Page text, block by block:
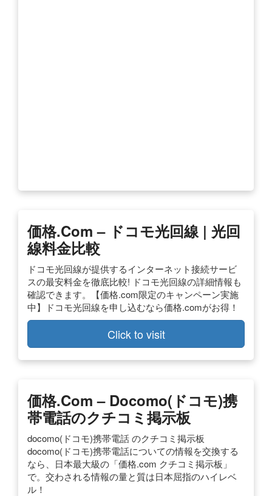
価格.com – ドコモ光回線 | 光回
線料金比較
ドコモ光回線が提供するインターネット接続サービ
スの最安料金を徹底比較! ドコモ光回線の詳細情報も
確認できます。【価格.com限定のキャンペーン実施
中】ドコモ光回線を申し込むなら価格.comがお得！
Click to visit
価格.com – Docomo(ドコモ)携
帯電話のクチコミ掲示板
docomo(ドコモ)携帯電話 のクチコミ掲示板
docomo(ドコモ)携帯電話についての情報を交換する
なら、日本最大級の「価格.com クチコミ掲示板」
で。交わされる情報の量と質は日本屈指のハイレベ
ル！